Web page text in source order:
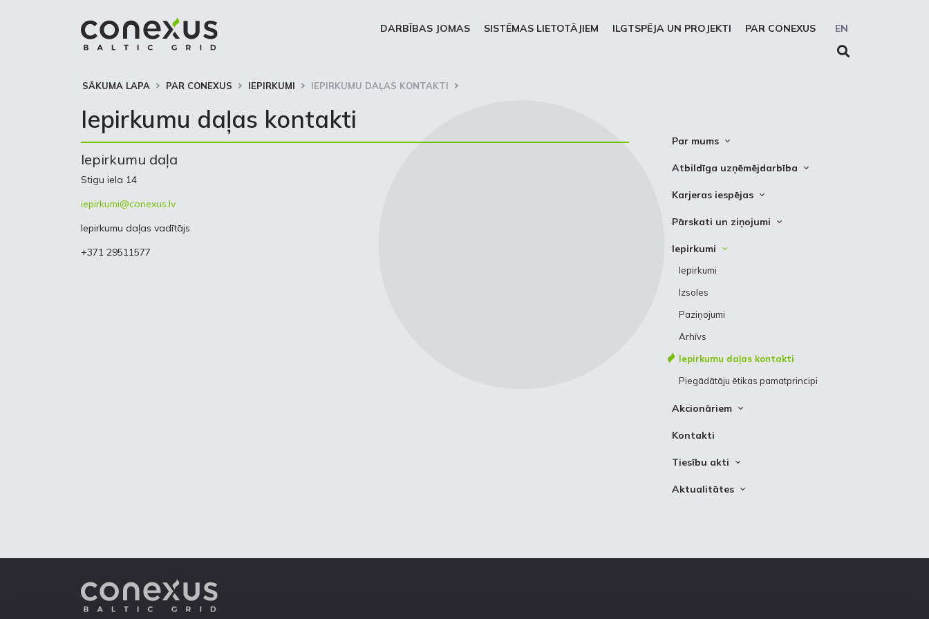
EN
DARBĪBAS JOMAS SISTĒMAS LIETOTĀJIEM ILGTSPĒJA UN PROJEKTI PAR CONEXUS
SĀKUMA LAPA PAR CONEXUS IEPIRKUMI IEPIRKUMU DAĻAS KONTAKTI
Iepirkumu daļas kontakti
Iepirkumu daļa
Stigu iela 14
iepirkumi@conexus.lv
Iepirkumu daļas vadītājs
+371 29511577
Par mums
Conexus vizītkarte
Akcionāru struktūra
Struktūra
Padome
Valde
Vēsture
Atbildīga uzņēmējdarbība
Cel trauksmi
Karjeras iespējas
Vakances
Pārskati un ziņojumi
Attīstības plāni
Finanšu pārskati
PSO ziņojumi
Kredītreitings
Obligācijas
Iepirkumi
Iepirkumi
Izsoles
Paziņojumi
Arhīvs
Iepirkumu daļas kontakti
Piegādātāju ētikas pamatprincipi
Akcionāriem
Informācija
Kontakti
Tiesību akti
Latvijas tiesību akti
Aktualitātes